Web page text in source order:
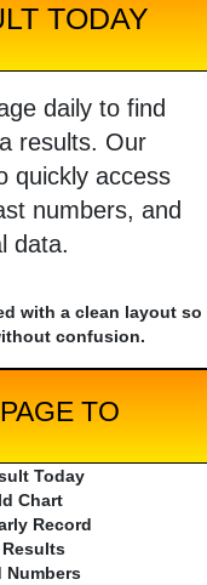
TODAY
daily to find
results. Our
quickly access
numbers, and
data.
with a clean layout so
confusion.
TO
Today
Chart
Record
Numbers